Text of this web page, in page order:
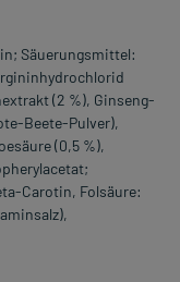
Säuerungsmittel:
(2 %), Ginseng-
Beete-Pulver),
(0,5 %),
Carotin, Folsäure: